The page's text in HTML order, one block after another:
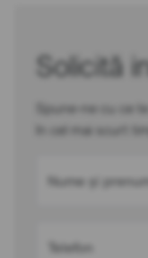
Solicită
Spune-ne cu ce
în cel mai scurt
Nume și
Telefon